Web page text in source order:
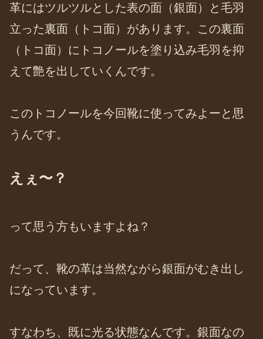
革にはツルツルとした表の面（銀面）と毛羽
立った裏面（トコ面）があります。この裏面
（トコ面）にトコノールを塗り込み毛羽を抑
えて艶を出していくんです。
このトコノールを今回靴に使ってみよーと思
うんです。
えぇ〜？
って思う方もいますよね？
だって、靴の革は当然ながら銀面がむき出し
になっています。
すなわち、既に光る状態なんです。銀面なの